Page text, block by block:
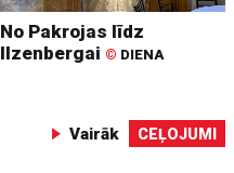
No Pakrojas līdz
Ilzenbergai © DIENA
Vairāk CEĻOJUMI